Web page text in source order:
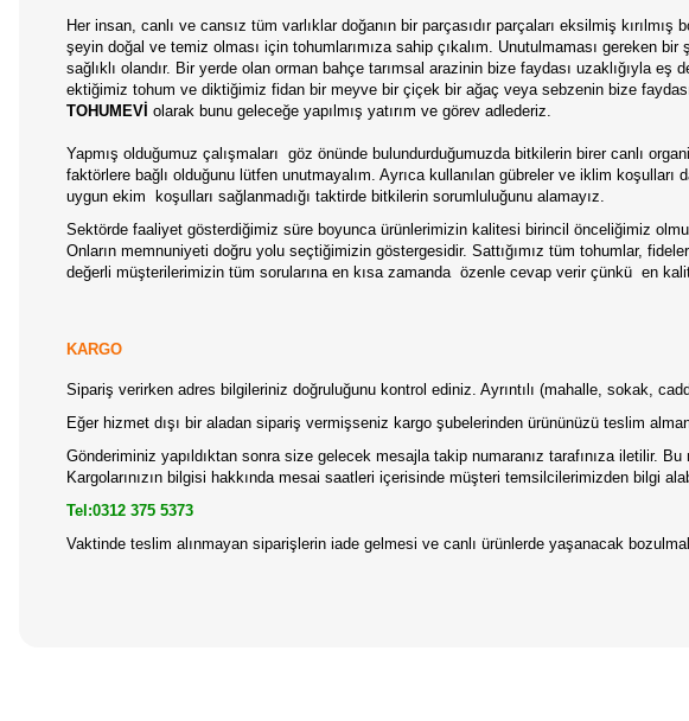
Her insan, canlı ve cansız tüm varlıklar doğanın bir parçasıdır parçaları eksilmiş
şeyin doğal ve temiz olması için tohumlarımıza sahip çıkalım. Unutulmaması gereken
sağlıklı olandır. Bir yerde olan orman bahçe tarımsal arazinin bize faydası uzaklığıyla
ektiğimiz tohum ve diktiğimiz fidan bir meyve bir çiçek bir ağaç veya sebzenin bize
TOHUMEVİ olarak bunu geleceğe yapılmış yatırım ve görev adlederiz.
Yapmış olduğumuz çalışmaları göz önünde bulundurduğumuzda bitkilerin birer canlı
faktörlere bağlı olduğunu lütfen unutmayalım. Ayrıca kullanılan gübreler ve iklim
uygun ekim koşulları sağlanmadığı taktirde bitkilerin sorumluluğunu alamayız.
Sektörde faaliyet gösterdiğimiz süre boyunca ürünlerimizin kalitesi birincil önceliğimiz
Onların memnuniyeti doğru yolu seçtiğimizin göstergesidir. Sattığımız tüm tohumlar,
değerli müşterilerimizin tüm sorularına en kısa zamanda özenle cevap verir çünkü en
KARGO
Sipariş verirken adres bilgileriniz doğruluğunu kontrol ediniz. Ayrıntılı (mahalle, sokak,
Eğer hizmet dışı bir aladan sipariş vermişseniz kargo şubelerinden ürününüzü teslim
Gönderiminiz yapıldıktan sonra size gelecek mesajla takip numaranız tarafınıza iletilir.
Kargolarınızın bilgisi hakkında mesai saatleri içerisinde müşteri temsilcilerimizden bilgi
Tel:0312 375 5373
Vaktinde teslim alınmayan siparişlerin iade gelmesi ve canlı ürünlerde yaşanacak